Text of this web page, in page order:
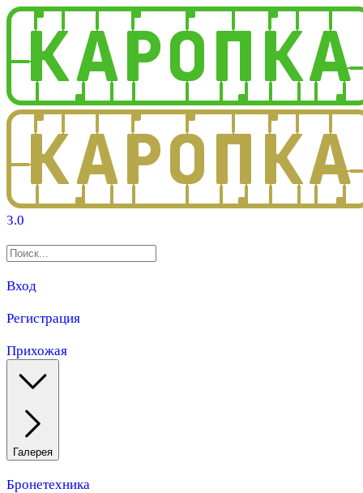
3.0
Вход
Регистрация
Прихожая
Галерея
Бронетехника